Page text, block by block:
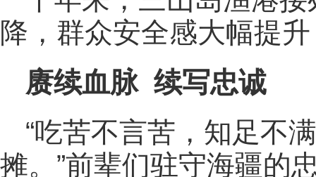
降，群众安全感大幅提
赓续血脉 续写忠诚
“吃苦不言苦，知足不
摊。”前辈们驻守海疆的